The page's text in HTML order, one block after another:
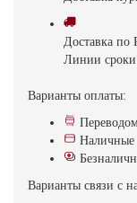
Доставка по
Линии
Варианты оплаты:
Наличные
Варианты связи с